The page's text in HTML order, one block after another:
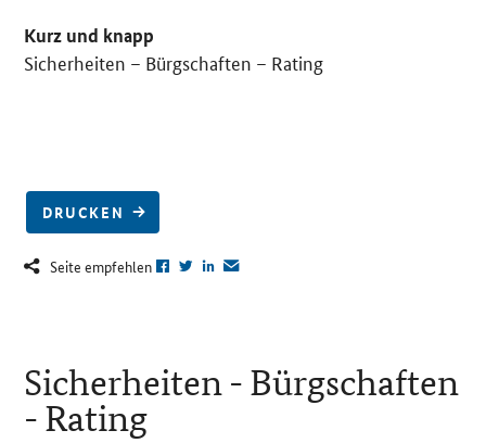
Kurz und knapp
Sicherheiten – Bürgschaften – Rating
DRUCKEN
Seite empfehlen
Sicherheiten - Bürgschaften
- Rating